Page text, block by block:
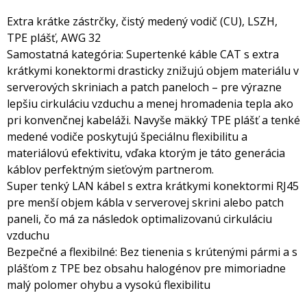
Extra krátke zástrčky, čistý medený vodič (CU), LSZH,
TPE plášť, AWG 32
Samostatná kategória: Supertenké káble CAT s extra
krátkymi konektormi drasticky znižujú objem materiálu v
serverových skriniach a patch paneloch – pre výrazne
lepšiu cirkuláciu vzduchu a menej hromadenia tepla ako
pri konvenčnej kabeláži. Navyše mäkký TPE plášť a tenké
medené vodiče poskytujú špeciálnu flexibilitu a
materiálovú efektivitu, vďaka ktorým je táto generácia
káblov perfektným sieťovým partnerom.
Super tenký LAN kábel s extra krátkymi konektormi RJ45
pre menší objem kábla v serverovej skrini alebo patch
paneli, čo má za následok optimalizovanú cirkuláciu
vzduchu
Bezpečné a flexibilné: Bez tienenia s krútenými pármi a s
plášťom z TPE bez obsahu halogénov pre mimoriadne
malý polomer ohybu a vysokú flexibilitu